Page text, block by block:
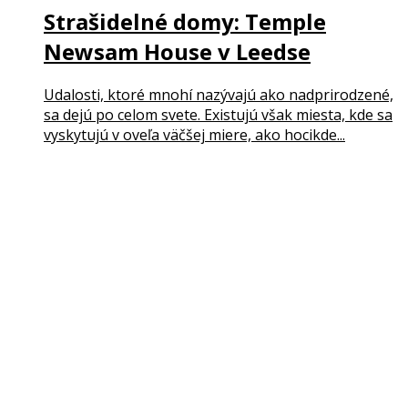
Strašidelné domy: Temple
Newsam House v Leedse
Udalosti, ktoré mnohí nazývajú ako nadprirodzené,
sa dejú po celom svete. Existujú však miesta, kde sa
vyskytujú v oveľa väčšej miere, ako hocikde...